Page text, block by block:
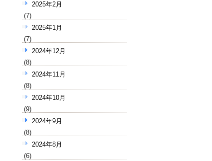
2025年2月
(7)
2025年1月
(7)
2024年12月
(8)
2024年11月
(8)
2024年10月
(9)
2024年9月
(8)
2024年8月
(6)